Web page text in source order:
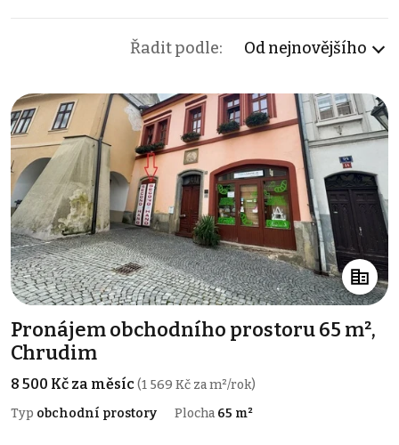
Řadit podle: Od nejnovějšího
Pronájem obchodního prostoru 65 m²,
Chrudim
8 500 Kč za měsíc(1 569 Kč za m²/rok)
Typ obchodní prostory Plocha 65 m²